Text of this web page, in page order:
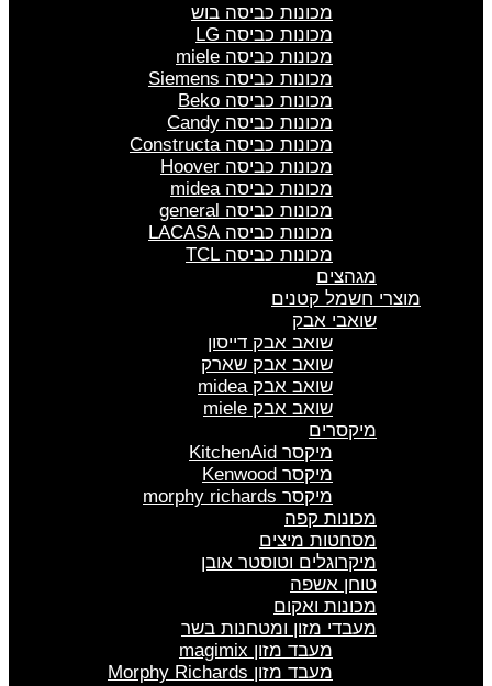
מכונות כביסה בוש
מכונות כביסה LG
מכונות כביסה miele
מכונות כביסה Siemens
מכונות כביסה Beko
מכונות כביסה Candy
מכונות כביסה Constructa
מכונות כביסה Hoover
מכונות כביסה midea
מכונות כביסה general
מכונות כביסה LACASA
מכונות כביסה TCL
מגהצים
מוצרי חשמל קטנים
שואבי אבק
שואב אבק דייסון
שואב אבק שארק
שואב אבק midea
שואב אבק miele
מיקסרים
מיקסר KitchenAid
מיקסר Kenwood
מיקסר morphy richards
מכונות קפה
מסחטות מיצים
מיקרוגלים וטוסטר אובן
טוחן אשפה
מכונות ואקום
מעבדי מזון ומטחנות בשר
מעבד מזון magimix
מעבד מזון Morphy Richards